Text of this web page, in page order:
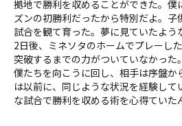
拠地で勝利を収めることができた。僕
ズンの初勝利だったから特別だよ。
試合を観て育った。夢に見ていたよ
2日後、ミネソタのホームでプレーし
突破するまでの力がついていなかった
僕たちを向こうに回し、相手は序盤か
は以前に、同じような状況を経験し
な試合で勝利を収める術を心得ていた